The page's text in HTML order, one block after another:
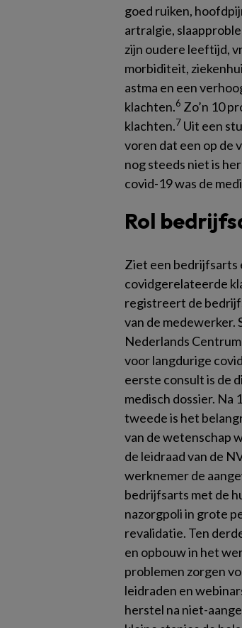
goed ruiken,
artralgie,
zijn oudere leeftijd,
morbiditeit,
astma en een
klachten.6 Zo’n 10
klachten.7 Uit een
voren dat een op de
nog steeds niet is
covid-19 was de
Rol
Ziet een bedrijfsarts
covidgerelateerde
registreert de
van de medewerker.
Nederlands
voor langdurige
eerste consult is de
medisch dossier. Na
tweede is het
van de wetenschap
de leidraad van de
werknemer de
bedrijfsarts met de
nazorgpoli in grote
revalidatie. Ten
en opbouw in het
problemen zorgen
leidraden en
herstel na niet-